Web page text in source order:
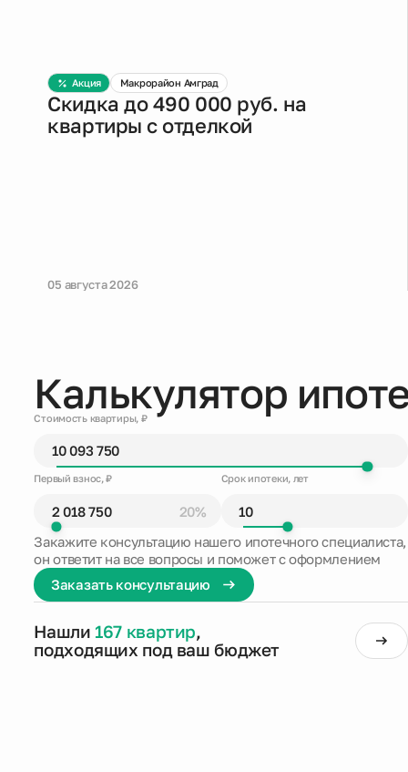
Акция Макрорайон Амград
Скидка до 490 000 руб. на
квартиры с отделкой
05 августа 2026
Калькулятор
Стоимость квартиры, ₽
Первый взнос, ₽
20%
Срок ипотеки, лет
Закажите консультацию нашего ипотечного специалиста,
он ответит на все вопросы и поможет с оформлением
Заказать консультацию
Нашли 167 квартир,
подходящих под ваш бюджет